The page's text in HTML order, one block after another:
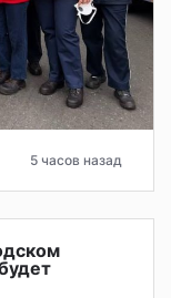
5 часов назад